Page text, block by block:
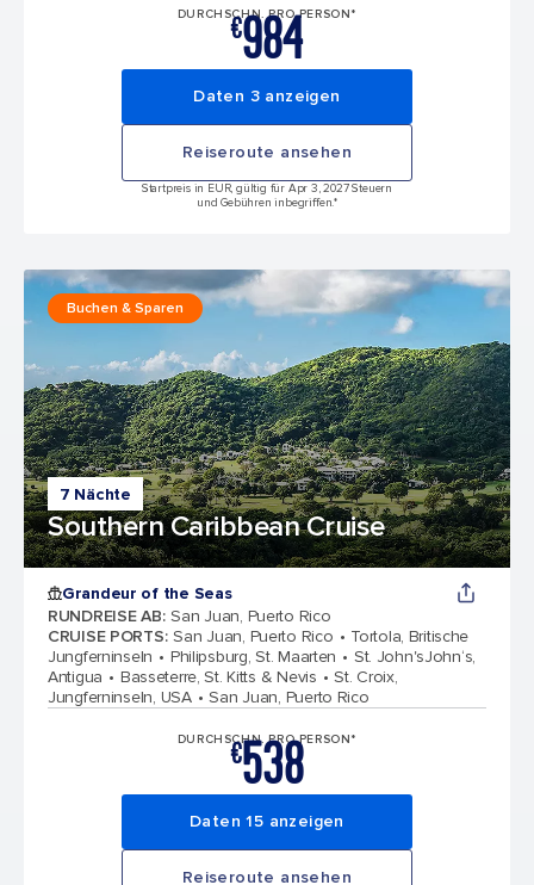
DURCHSCHN. PRO PERSON*
€984
Daten 3 anzeigen
Reiseroute ansehen
Startpreis in EUR, gültig für Apr 3, 2027 Steuern
und Gebühren inbegriffen.*
7 Nächte
Southern Caribbean Cruise
Buchen & Sparen
Grandeur of the Seas
RUNDREISE AB: San Juan, Puerto Rico
CRUISE PORTS: San Juan, Puerto Rico
Tortola, Britische
Jungferninseln
Philipsburg, St. Maarten
St. John'sJohn‘s,
Antigua
Basseterre, St. Kitts & Nevis
St. Croix,
Jungferninseln, USA
San Juan, Puerto Rico
DURCHSCHN. PRO PERSON*
€538
Daten 15 anzeigen
Reiseroute ansehen